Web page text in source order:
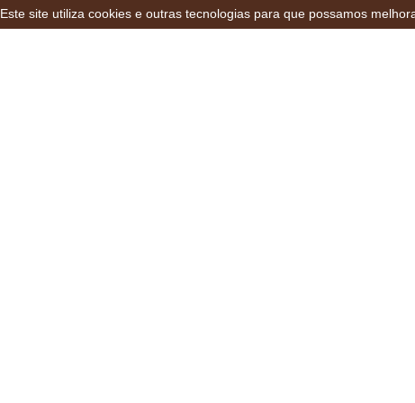
Este site utiliza cookies e outras tecnologias para que possamos